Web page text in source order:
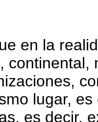
en la
lugar,
es decir,